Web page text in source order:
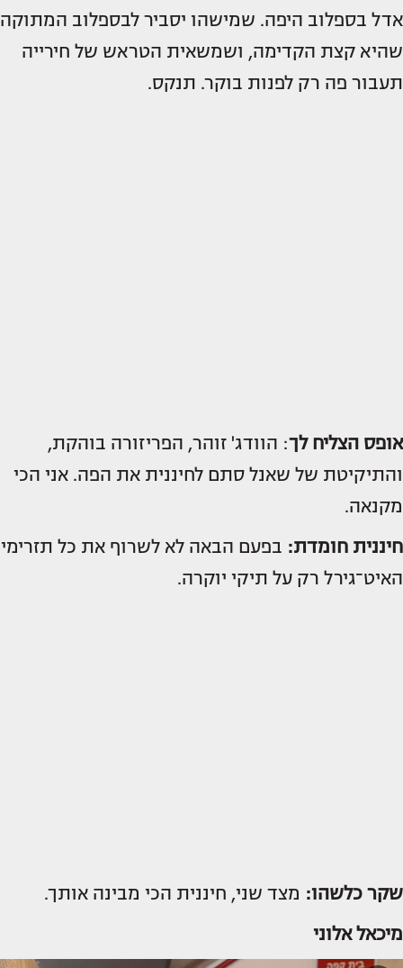
אדל בספלוב היפה. שמישהו יסביר לבספלוב המתוקה
שהיא קצת הקדימה, ושמשאית הטראש של חירייה
תעבור פה רק לפנות בוקר. תנקס.
אופס הצליח לך: הוודג' זוהר, הפריזורה בוהקת,
והתיקיטת של שאנל סתם לחיננית את הפה. אני הכי
מקנאה.
חיננית חומדת: בפעם הבאה לא לשרוף את כל תזרימי
האיט־גירל רק על תיקי יוקרה.
שקר כלשהו: מצד שני, חיננית הכי מבינה אותך.
מיכאל אלוני